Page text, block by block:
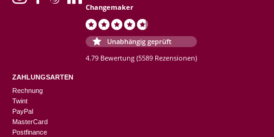
Changemaker
Unabhängig geprüft
4.79 Bewertung (5589 Rezensionen)
ZAHLUNGSARTEN
Rechnung
Twint
PayPal
MasterCard
Postfinance